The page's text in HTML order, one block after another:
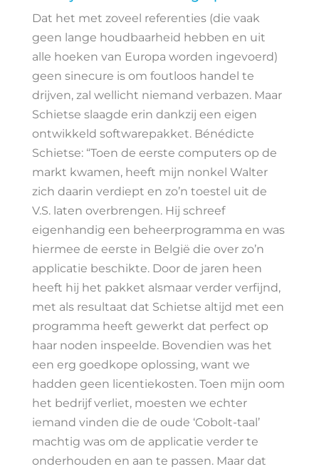
Dat het met zoveel referenties (die vaak
geen lange houdbaarheid hebben en uit
alle hoeken van Europa worden ingevoerd)
geen sinecure is om foutloos handel te
drijven, zal wellicht niemand verbazen. Maar
Schietse slaagde erin dankzij een eigen
ontwikkeld softwarepakket. Bénédicte
Schietse: “Toen de eerste computers op de
markt kwamen, heeft mijn nonkel Walter
zich daarin verdiept en zo’n toestel uit de
V.S. laten overbrengen. Hij schreef
eigenhandig een beheerprogramma en was
hiermee de eerste in België die over zo’n
applicatie beschikte. Door de jaren heen
heeft hij het pakket alsmaar verder verfijnd,
met als resultaat dat Schietse altijd met een
programma heeft gewerkt dat perfect op
haar noden inspeelde. Bovendien was het
een erg goedkope oplossing, want we
hadden geen licentiekosten. Toen mijn oom
het bedrijf verliet, moesten we echter
iemand vinden die de oude ‘Cobolt-taal’
machtig was om de applicatie verder te
onderhouden en aan te passen. Maar dat